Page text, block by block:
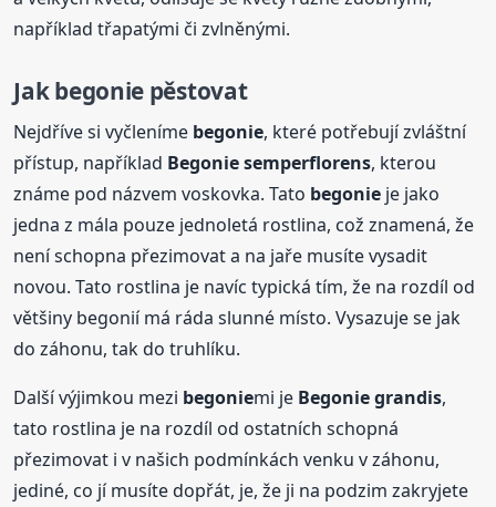
například třapatými či zvlněnými.
Jakbegonie pěstovat
Nejdříve si vyčleníme begonie, které potřebují zvláštní
přístup, například Begoniesemperflorens, kterou
známe pod názvem voskovka. Tato begonie je jako
jedna z mála pouze jednoletá rostlina, což znamená, že
není schopna přezimovat a na jaře musíte vysadit
novou. Tato rostlina je navíc typická tím, že na rozdíl od
většiny begonií má ráda slunné místo. Vysazuje se jak
do záhonu, tak do truhlíku.
Další výjimkou mezi begoniemi je Begoniegrandis,
tato rostlina je na rozdíl od ostatních schopná
přezimovat i v našich podmínkách venku v záhonu,
jediné, co jí musíte dopřát, je, že ji na podzim zakryjete